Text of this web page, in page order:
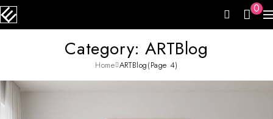
0
Category: ARTBlog
Home ARTBlog(Page 4)